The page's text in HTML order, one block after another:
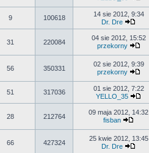
9 100618
14 sie 2012, 9:34
Dr. Dre
31 220084
04 sie 2012, 15:52
przekorny
56 350331
02 sie 2012, 9:39
przekorny
51 317036
01 sie 2012, 7:22
YELLO_35
28 212764
09 maja 2012, 14:32
fisban
66 427324
25 kwie 2012, 13:45
Dr. Dre